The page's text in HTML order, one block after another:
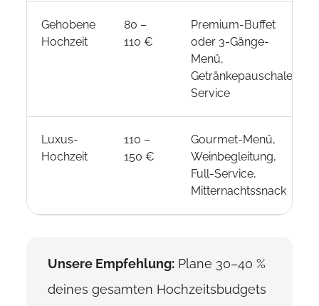
Gehobene
Hochzeit
80 –
110 €
Premium-Buffet
oder 3-Gänge-
Menü,
Getränkepauschale,
Service
Luxus-
Hochzeit
110 –
150 €
Gourmet-Menü,
Weinbegleitung,
Full-Service,
Mitternachtssnack
Unsere Empfehlung:Plane 30–40 %
deines gesamten Hochzeitsbudgets